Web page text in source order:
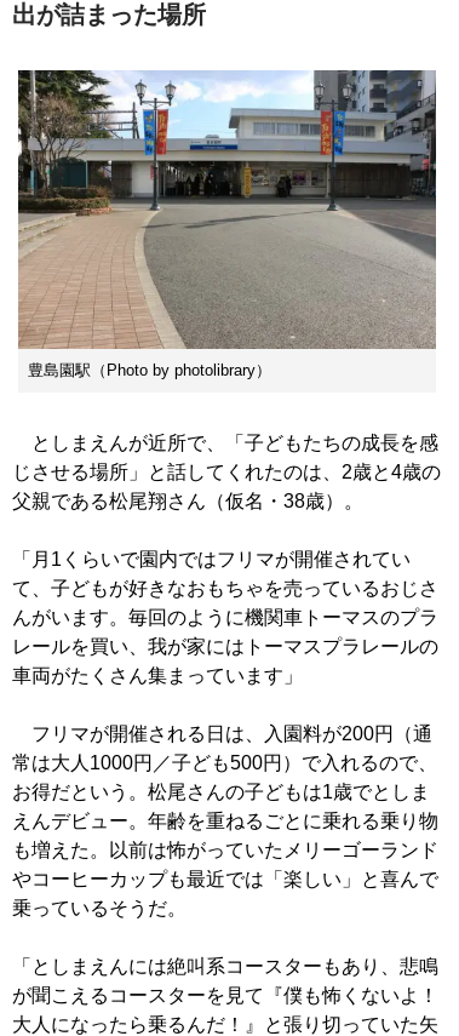
出が詰まった場所
豊島園駅（Photo by photolibrary）
としまえんが近所で、「子どもたちの成長を感
じさせる場所」と話してくれたのは、2歳と4歳の
父親である松尾翔さん（仮名・38歳）。
「月1くらいで園内ではフリマが開催されてい
て、子どもが好きなおもちゃを売っているおじさ
んがいます。毎回のように機関車トーマスのプラ
レールを買い、我が家にはトーマスプラレールの
車両がたくさん集まっています」
フリマが開催される日は、入園料が200円（通
常は大人1000円／子ども500円）で入れるので、
お得だという。松尾さんの子どもは1歳でとしま
えんデビュー。年齢を重ねるごとに乗れる乗り物
も増えた。以前は怖がっていたメリーゴーランド
やコーヒーカップも最近では「楽しい」と喜んで
乗っているそうだ。
「としまえんには絶叫系コースターもあり、悲鳴
が聞こえるコースターを見て『僕も怖くないよ！
大人になったら乗るんだ！』と張り切っていた矢